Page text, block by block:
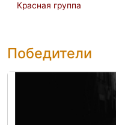
Красная группа
Победители